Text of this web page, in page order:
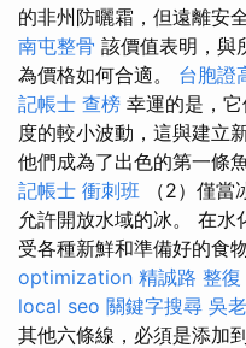
的非州防曬霜，但遠離安
南屯整骨 該價值表明，與
為價格如何合適。 台胞證
記帳士 查榜 幸運的是，
度的較小波動，這與建立
他們成為了出色的第一條
記帳士 衝刺班 （2）僅當
允許開放水域的冰。 在
受各種新鮮和準備好的食
optimization 精誠路 整復
local seo 關鍵字搜尋 吳
其他六條線，必須是添加